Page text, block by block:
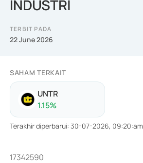
INDUSTRI
TERBIT PADA
22 June 2026
SAHAM TERKAIT
UNTR
1.15%
Terakhir diperbarui: 30-07-2026, 09:20:am
17342590